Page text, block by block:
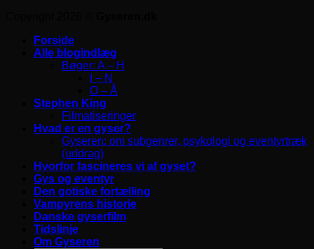
Forside
Alle blogindlæg
Bøger: A – H
I – N
O – Å
Stephen King
Filmatiseringer
Hvad er en gyser?
Gyseren: om subgenrer, psykologi og eventyrtræk
(uddrag)
Hvorfor fascineres vi af gyset?
Gys og eventyr
Den gotiske fortælling
Vampyrens historie
Danske gyserfilm
Tidslinje
Om Gyseren